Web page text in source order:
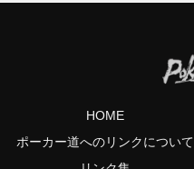
HOME
ポーカー道へのリンクについて